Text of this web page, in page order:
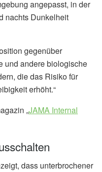
angepasst, in der
nachts Dunkelheit
gegenüber
und andere biologische
die das Risiko für
erhöht.“
„JAMA Internal
dass unterbrochener